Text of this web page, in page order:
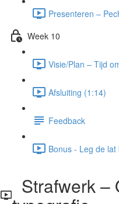
Presenteren –
Week 10
Visie/Plan – Tijd
Afsluiting (1:14)
Feedback
Bonus - Leg de lat
Strafwerk –